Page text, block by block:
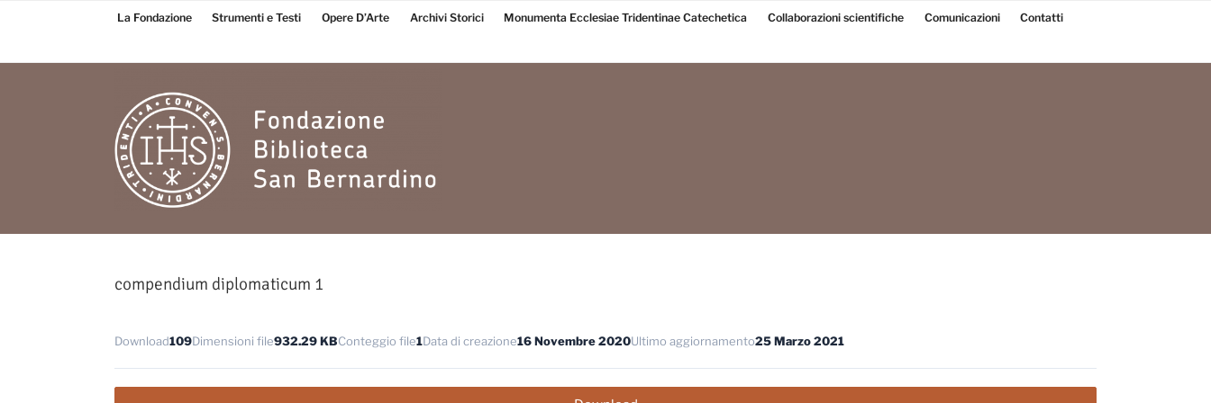
Fondazione
Bernardino
La Fondazione Strumenti e Testi Opere D’Arte Archivi Storici Monumenta Ecclesiae Tridentinae Catechetica Collaborazioni scientifiche Comunicazioni Contatti
compendium diplomaticum 1
Download109Dimensioni file932.29 KBConteggio file1Data di creazione16 Novembre 2020Ultimo aggiornamento25 Marzo 2021